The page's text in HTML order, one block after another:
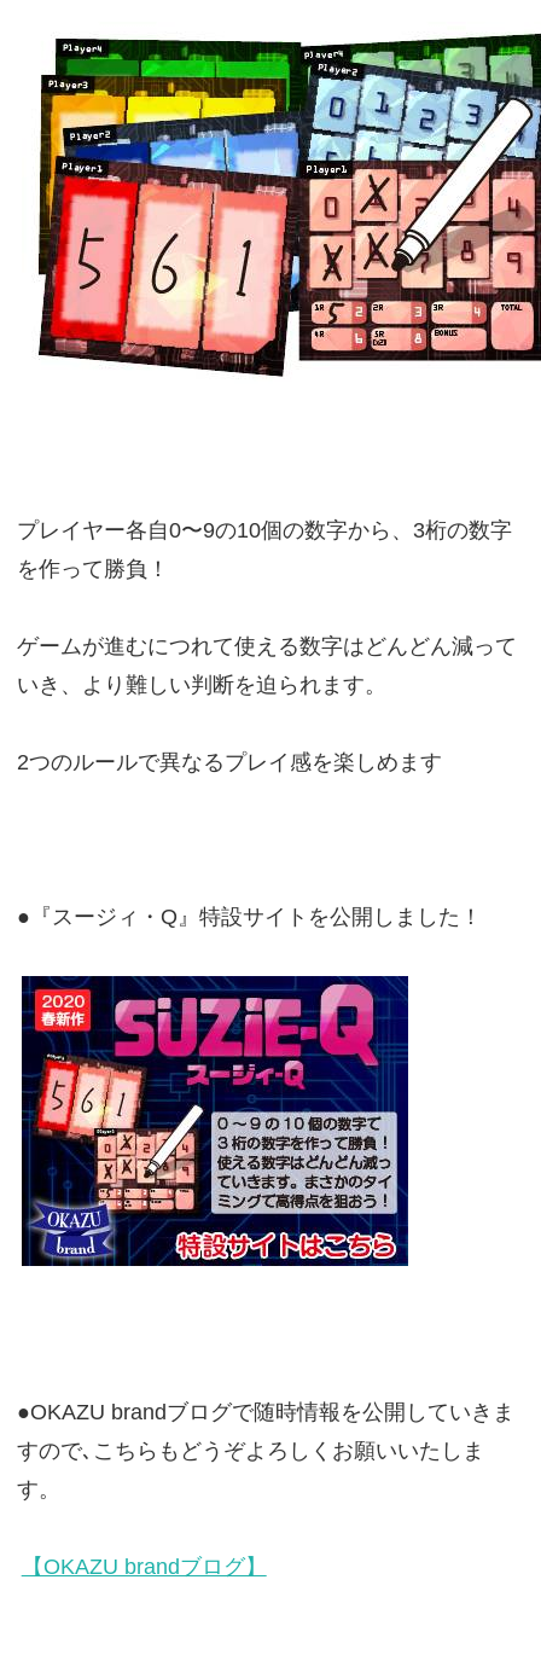
プレイヤー各自0〜9の10個の数字から、3桁の数字
を作って勝負！
ゲームが進むにつれて使える数字はどんどん減って
いき、より難しい判断を迫られます。
2つのルールで異なるプレイ感を楽しめます
●『スージィ・Q』特設サイトを公開しました！
●OKAZU brandブログで随時情報を公開していきま
すので､こちらもどうぞよろしくお願いいたしま
す。
【OKAZU brandブログ】